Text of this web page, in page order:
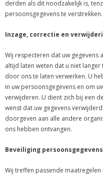
derden als dit noodzakelijk is,
persoonsgegevens te verstrekken.
Inzage, correctie en
Wij respecteren dat uw gegevens
altijd laten weten dat u niet
door ons te laten verwerken. U
in uw persoonsgegevens en om
verwijderen. U dient zich bij een
wenst dat uw gegevens
doorgeven aan alle andere
ons hebben ontvangen.
Beveiliging persoonsgegevens
Wij treffen passende